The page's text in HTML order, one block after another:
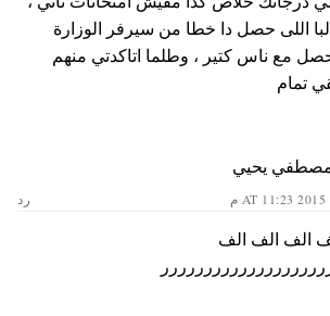
اللى حصل دا خطا من سيرفر الوزارة
مع ناس كتير ، وطلما اتاكدتي منهم
تمام
يحيي
رد
الف الف الف